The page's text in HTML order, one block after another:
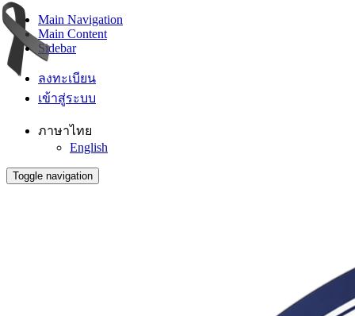
Main Navigation
Main Content
Sidebar
ลงทะเบียน
เข้าสู่ระบบ
ภาษาไทย
English
Toggle navigation